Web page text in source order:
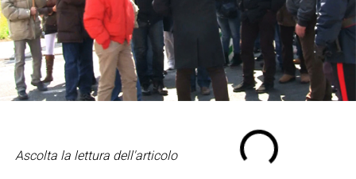
Ascolta la lettura dell'articolo